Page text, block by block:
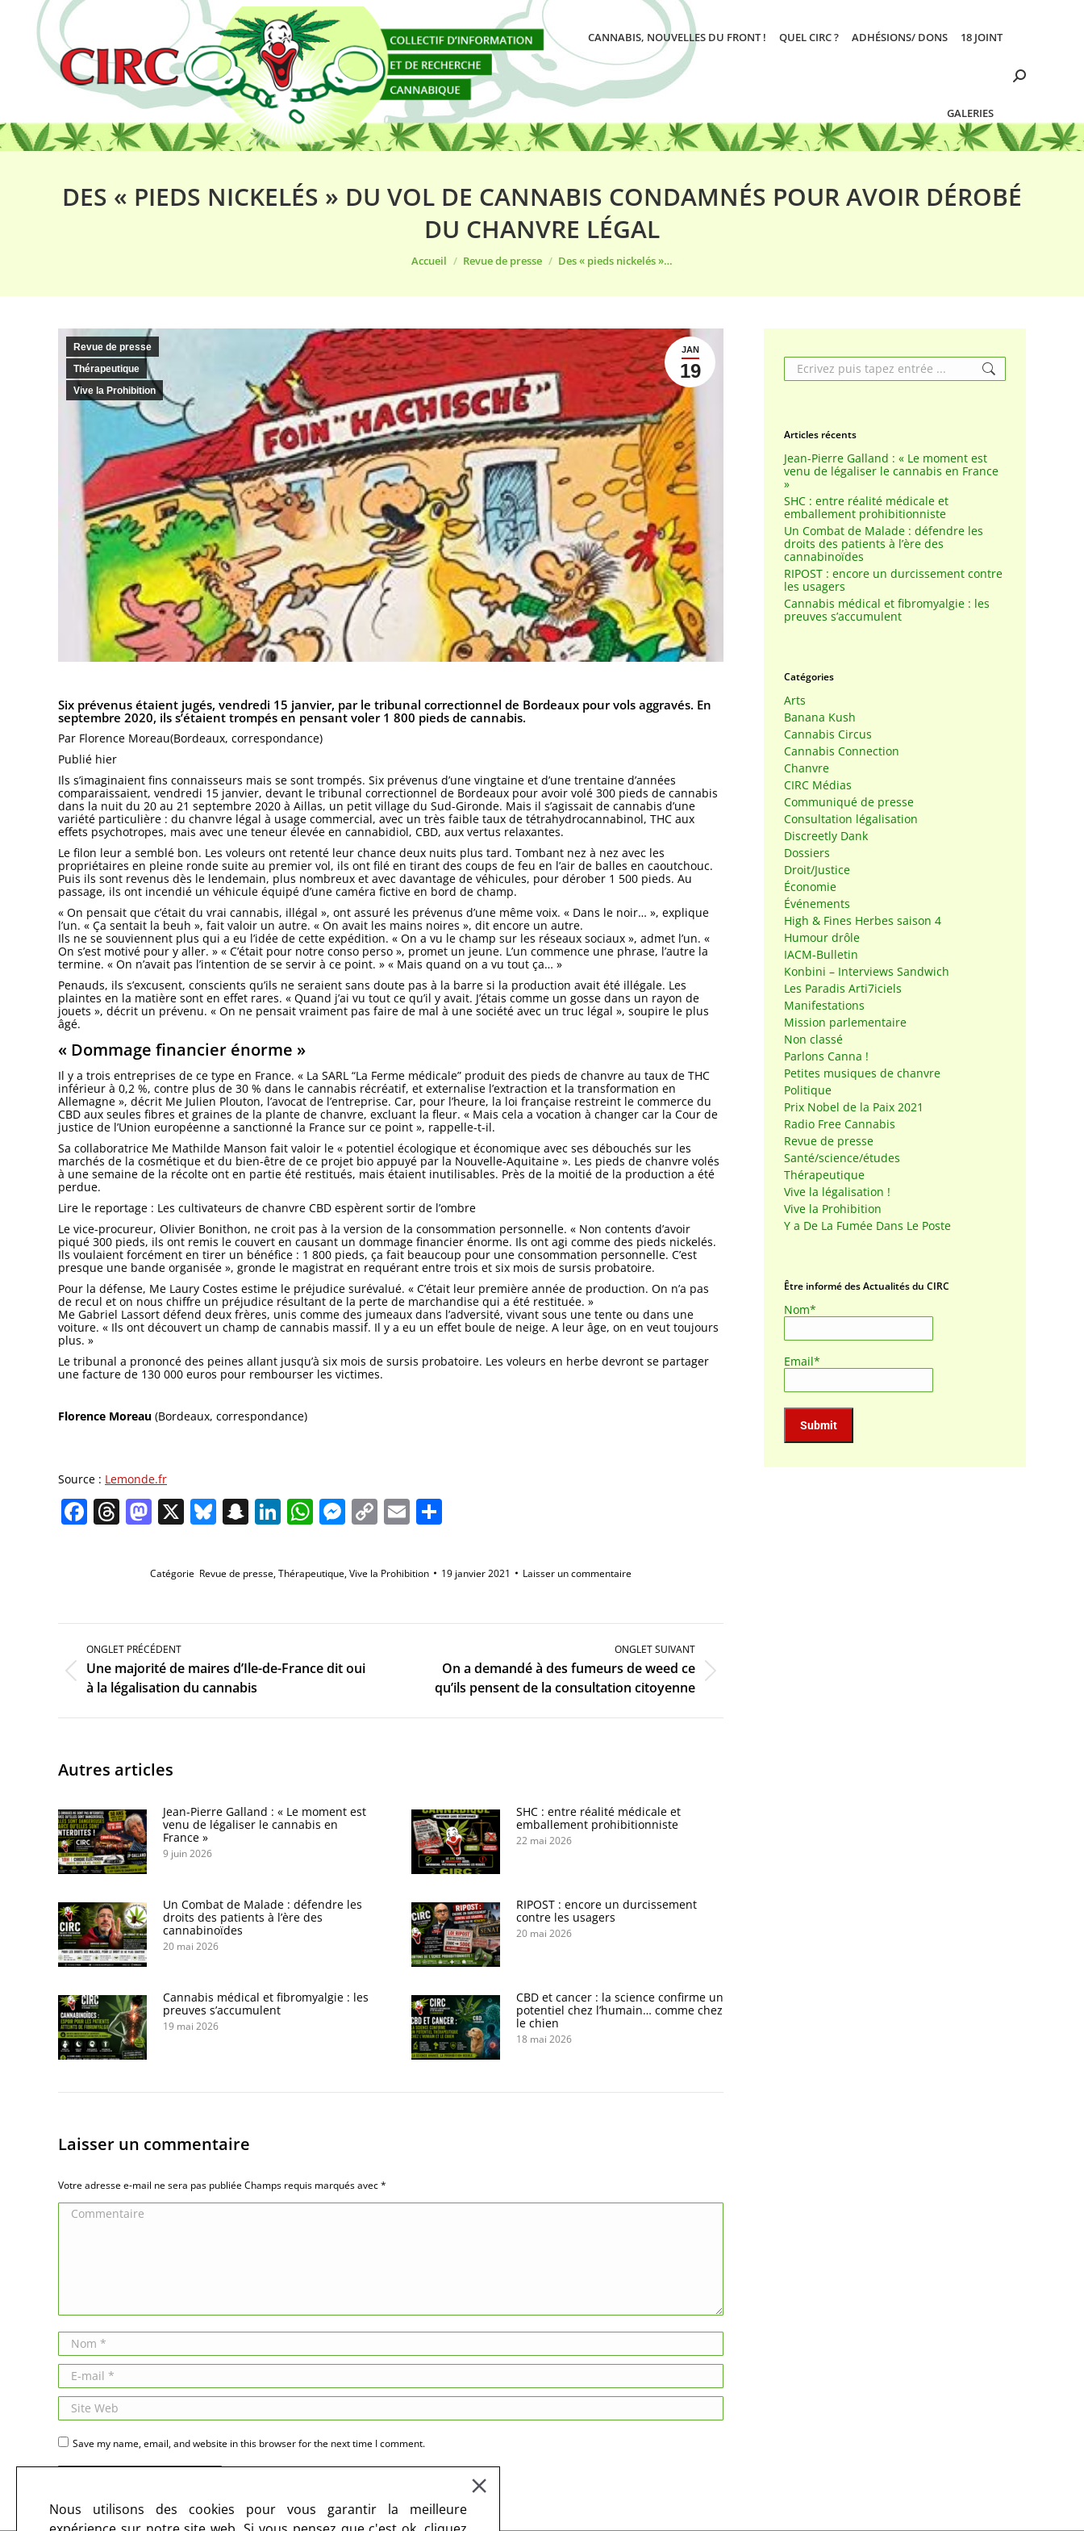
CANNABIS, NOUVELLES DU FRONT ! QUEL CIRC ? ADHÉSIONS/ DONS 18 JOINT
GALERIES
Search:
DES « PIEDS NICKELÉS » DU VOL DE CANNABIS CONDAMNÉS POUR AVOIR DÉROBÉ
DU CHANVRE LÉGAL
Accueil Revue de presse Des « pieds nickelés »…
JAN
19
Revue de presse
Thérapeutique
Vive la Prohibition
Six prévenus étaient jugés, vendredi 15 janvier, par le tribunal correctionnel de Bordeaux pour vols aggravés. En
septembre 2020, ils s’étaient trompés en pensant voler 1 800 pieds de cannabis.
Par Florence Moreau(Bordeaux, correspondance)
Publié hier
Ils s’imaginaient fins connaisseurs mais se sont trompés. Six prévenus d’une vingtaine et d’une trentaine d’années
comparaissaient, vendredi 15 janvier, devant le tribunal correctionnel de Bordeaux pour avoir volé 300 pieds de cannabis
dans la nuit du 20 au 21 septembre 2020 à Aillas, un petit village du Sud-Gironde. Mais il s’agissait de cannabis d’une
variété particulière : du chanvre légal à usage commercial, avec un très faible taux de tétrahydrocannabinol, THC aux
effets psychotropes, mais avec une teneur élevée en cannabidiol, CBD, aux vertus relaxantes.
Le filon leur a semblé bon. Les voleurs ont retenté leur chance deux nuits plus tard. Tombant nez à nez avec les
propriétaires en pleine ronde suite au premier vol, ils ont filé en tirant des coups de feu en l’air de balles en caoutchouc.
Puis ils sont revenus dès le lendemain, plus nombreux et avec davantage de véhicules, pour dérober 1 500 pieds. Au
passage, ils ont incendié un véhicule équipé d’une caméra fictive en bord de champ.
« On pensait que c’était du vrai cannabis, illégal », ont assuré les prévenus d’une même voix. « Dans le noir… », explique
l’un. « Ça sentait la beuh », fait valoir un autre. « On avait les mains noires », dit encore un autre.
Ils ne se souviennent plus qui a eu l’idée de cette expédition. « On a vu le champ sur les réseaux sociaux », admet l’un. «
On s’est motivé pour y aller. » « C’était pour notre conso perso », promet un jeune. L’un commence une phrase, l’autre la
termine. « On n’avait pas l’intention de se servir à ce point. » « Mais quand on a vu tout ça… »
Penauds, ils s’excusent, conscients qu’ils ne seraient sans doute pas à la barre si la production avait été illégale. Les
plaintes en la matière sont en effet rares. « Quand j’ai vu tout ce qu’il y avait. J’étais comme un gosse dans un rayon de
jouets », décrit un prévenu. « On ne pensait vraiment pas faire de mal à une société avec un truc légal », soupire le plus
âgé.
« Dommage financier énorme »
Il y a trois entreprises de ce type en France. « La SARL “La Ferme médicale” produit des pieds de chanvre au taux de THC
inférieur à 0,2 %, contre plus de 30 % dans le cannabis récréatif, et externalise l’extraction et la transformation en
Allemagne », décrit Me Julien Plouton, l’avocat de l’entreprise. Car, pour l’heure, la loi française restreint le commerce du
CBD aux seules fibres et graines de la plante de chanvre, excluant la fleur. « Mais cela a vocation à changer car la Cour de
justice de l’Union européenne a sanctionné la France sur ce point », rappelle-t-il.
Sa collaboratrice Me Mathilde Manson fait valoir le « potentiel écologique et économique avec ses débouchés sur les
marchés de la cosmétique et du bien-être de ce projet bio appuyé par la Nouvelle-Aquitaine ». Les pieds de chanvre volés
à une semaine de la récolte ont en partie été restitués, mais étaient inutilisables. Près de la moitié de la production a été
perdue.
Lire le reportage : Les cultivateurs de chanvre CBD espèrent sortir de l’ombre
Le vice-procureur, Olivier Bonithon, ne croit pas à la version de la consommation personnelle. « Non contents d’avoir
piqué 300 pieds, ils ont remis le couvert en causant un dommage financier énorme. Ils ont agi comme des pieds nickelés.
Ils voulaient forcément en tirer un bénéfice : 1 800 pieds, ça fait beaucoup pour une consommation personnelle. C’est
presque une bande organisée », gronde le magistrat en requérant entre trois et six mois de sursis probatoire.
Pour la défense, Me Laury Costes estime le préjudice surévalué. « C’était leur première année de production. On n’a pas
de recul et on nous chiffre un préjudice résultant de la perte de marchandise qui a été restituée. »
Me Gabriel Lassort défend deux frères, unis comme des jumeaux dans l’adversité, vivant sous une tente ou dans une
voiture. « Ils ont découvert un champ de cannabis massif. Il y a eu un effet boule de neige. A leur âge, on en veut toujours
plus. »
Le tribunal a prononcé des peines allant jusqu’à six mois de sursis probatoire. Les voleurs en herbe devront se partager
une facture de 130 000 euros pour rembourser les victimes.
Florence Moreau (Bordeaux, correspondance)
Source : Lemonde.fr
Facebook
Threads
Mastodon
X Bluesky
Snapchat
LinkedIn
WhatsApp
Messenger
Copy
Link
Email
Catégorie Revue de presse,Thérapeutique,Vive la Prohibition 19 janvier 2021 Laisser un commentaire
Navigation
commentaire
ONGLET PRÉCÉDENT
Onglet
précédent
Une majorité de maires d’Ile-de-France dit oui
à la légalisation du cannabis
ONGLET SUIVANT
Onglet
suivant
On a demandé à des fumeurs de weed ce
qu’ils pensent de la consultation citoyenne
Autres articles
Jean-Pierre Galland : « Le moment est
venu de légaliser le cannabis en
France »
9 juin 2026
SHC : entre réalité médicale et
emballement prohibitionniste
22 mai 2026
Un Combat de Malade : défendre les
droits des patients à l’ère des
cannabinoïdes
20 mai 2026
RIPOST : encore un durcissement
contre les usagers
20 mai 2026
Cannabis médical et fibromyalgie : les
preuves s’accumulent
19 mai 2026
CBD et cancer : la science confirme un
potentiel chez l’humain… comme chez
le chien
18 mai 2026
Laisser un commentaire
Votre adresse e-mail ne sera pas publiée Champs requis marqués avec*
Commentaire
Nom *
E-mail *
Site Web
Save my name, email, and website in this browser for the next time I comment.
Search:
Articles récents
Jean-Pierre Galland : « Le moment est
venu de légaliser le cannabis en France
»
SHC : entre réalité médicale et
emballement prohibitionniste
Un Combat de Malade : défendre les
droits des patients à l’ère des
cannabinoïdes
RIPOST : encore un durcissement contre
les usagers
Cannabis médical et fibromyalgie : les
preuves s’accumulent
Catégories
Arts
Banana Kush
Cannabis Circus
Cannabis Connection
Chanvre
CIRC Médias
Communiqué de presse
Consultation légalisation
Discreetly Dank
Dossiers
Droit/Justice
Économie
Événements
High & Fines Herbes saison 4
Humour drôle
IACM-Bulletin
Konbini – Interviews Sandwich
Les Paradis Arti7iciels
Manifestations
Mission parlementaire
Non classé
Parlons Canna !
Petites musiques de chanvre
Politique
Prix Nobel de la Paix 2021
Radio Free Cannabis
Revue de presse
Santé/science/études
Thérapeutique
Vive la légalisation !
Vive la Prohibition
Y a De La Fumée Dans Le Poste
Être informé des Actualités du CIRC
Nom*
Email*
Nous utilisons des cookies pour vous garantir la meilleure